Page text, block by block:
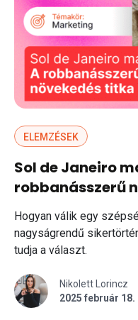
ELEMZÉSEK
Sol de Janeiro
robbanásszerű
Hogyan válik egy
nagyságrendű
tudja a választ.
Nikolett Lorincz
2025 február 18.